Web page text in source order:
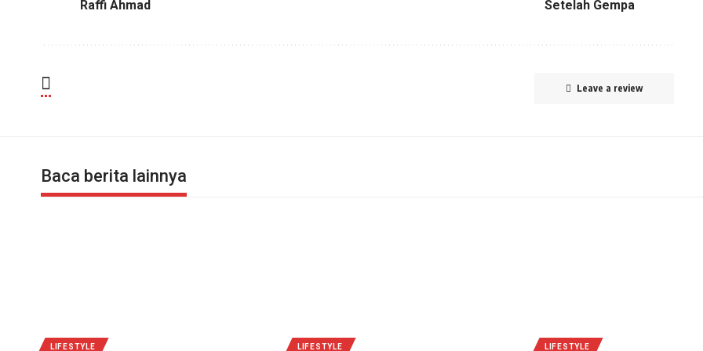
Raffi Ahmad
Setelah Gempa
Leave a review
Baca berita lainnya
LIFESTYLE LIFESTYLE LIFESTYLE